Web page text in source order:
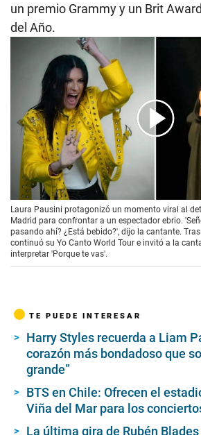
un premio Grammy y un Brit
del Año.
00:00/01:43
Laura Pausini protagonizó un momento viral al
Madrid para confrontar a un espectador ebrio.
pasando ahí? ¿Está bebido?', dijo la cantante.
continuó su Yo Canto World Tour e invitó a la
interpretar 'Porque te vas'.
TE PUEDE INTERESAR
Harry Styles recuerda a Liam
corazón más bondadoso que
grande”
BTS en Chile: Ofrecen el
Viña del Mar para los
La última gira de Rubén